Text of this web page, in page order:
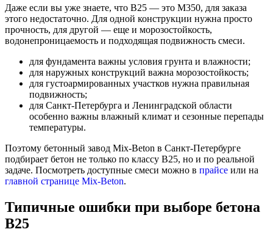
Даже если вы уже знаете, что В25 — это М350, для заказа
этого недостаточно. Для одной конструкции нужна просто
прочность, для другой — еще и морозостойкость,
водонепроницаемость и подходящая подвижность смеси.
для фундамента важны условия грунта и влажности;
для наружных конструкций важна морозостойкость;
для густоармированных участков нужна правильная
подвижность;
для Санкт-Петербурга и Ленинградской области
особенно важны влажный климат и сезонные перепады
температуры.
Поэтому бетонный завод Mix-Beton в Санкт-Петербурге
подбирает бетон не только по классу В25, но и по реальной
задаче. Посмотреть доступные смеси можно в прайсе или на
главной странице Mix-Beton.
Типичные ошибки при выборе бетона
В25